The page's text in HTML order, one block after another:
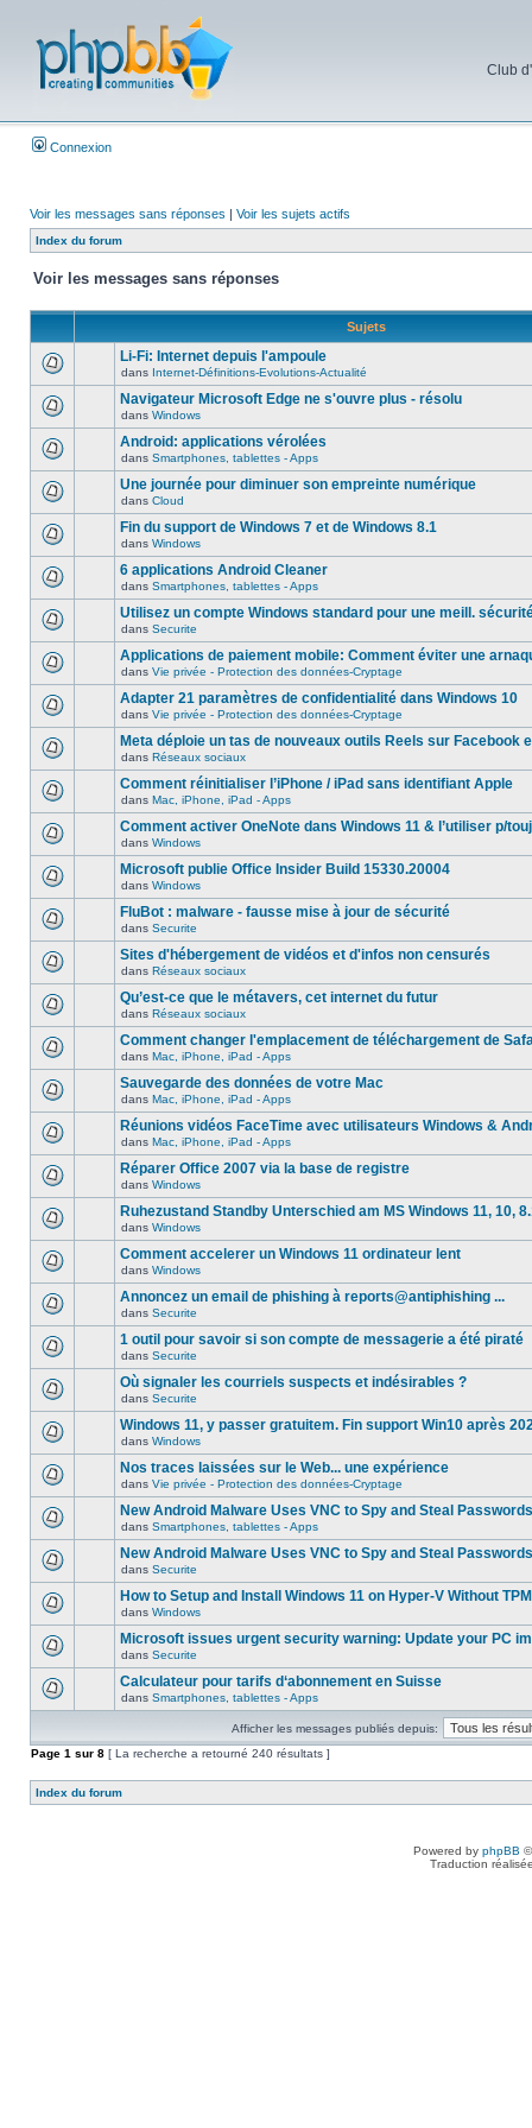
Club
Connexion
Voir les messages sans réponses | Voir les sujets actifs
Index du forum
Voir les messages sans réponses
Sujets
Li-Fi: Internet depuis l'ampoule
dans Internet-Définitions-Evolutions-Actualité
Navigateur Microsoft Edge ne s'ouvre plus - résolu
dans Windows
Android: applications vérolées
dans Smartphones, tablettes - Apps
Une journée pour diminuer son empreinte numérique
dans Cloud
Fin du support de Windows 7 et de Windows 8.1
dans Windows
6 applications Android Cleaner
dans Smartphones, tablettes - Apps
Utilisez un compte Windows standard pour une meill.
dans Securite
Applications de paiement mobile: Comment éviter une
dans Vie privée - Protection des données-Cryptage
Adapter 21 paramètres de confidentialité dans Windows 10
dans Vie privée - Protection des données-Cryptage
Meta déploie un tas de nouveaux outils Reels sur Facebook
dans Réseaux sociaux
Comment réinitialiser l’iPhone / iPad sans identifiant Apple
dans Mac, iPhone, iPad - Apps
Comment activer OneNote dans Windows 11 & l’utiliser p/touj
dans Windows
Microsoft publie Office Insider Build 15330.20004
dans Windows
FluBot : malware - fausse mise à jour de sécurité
dans Securite
Sites d'hébergement de vidéos et d'infos non censurés
dans Réseaux sociaux
Qu’est-ce que le métavers, cet internet du futur
dans Réseaux sociaux
Comment changer l'emplacement de téléchargement de
dans Mac, iPhone, iPad - Apps
Sauvegarde des données de votre Mac
dans Mac, iPhone, iPad - Apps
Réunions vidéos FaceTime avec utilisateurs Windows &
dans Mac, iPhone, iPad - Apps
Réparer Office 2007 via la base de registre
dans Windows
Ruhezustand Standby Unterschied am MS Windows 11, 10,
dans Windows
Comment accelerer un Windows 11 ordinateur lent
dans Windows
Annoncez un email de phishing à reports@antiphishing ...
dans Securite
1 outil pour savoir si son compte de messagerie a été piraté
dans Securite
Où signaler les courriels suspects et indésirables ?
dans Securite
Windows 11, y passer gratuitem. Fin support Win10 après
dans Windows
Nos traces laissées sur le Web... une expérience
dans Vie privée - Protection des données-Cryptage
New Android Malware Uses VNC to Spy and Steal Passwords
dans Smartphones, tablettes - Apps
New Android Malware Uses VNC to Spy and Steal Passwords
dans Securite
How to Setup and Install Windows 11 on Hyper-V Without TPM
dans Windows
Microsoft issues urgent security warning: Update your PC
dans Securite
Calculateur pour tarifs d‘abonnement en Suisse
dans Smartphones, tablettes - Apps
Afficher les messages publiés depuis:
Page 1 sur 8 [ La recherche a retourné 240 résultats ]
Index du forum
Powered by phpBB
Traduction